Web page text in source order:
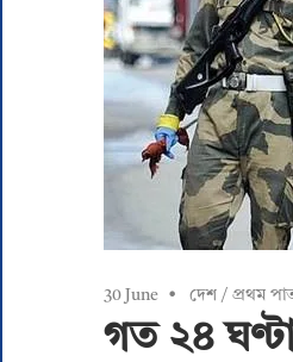
30 June দেশ / প্রথম
গত ২৪